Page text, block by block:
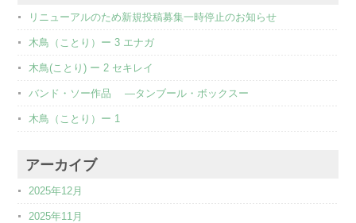
リニューアルのため新規投稿募集一時停止のお知らせ
木鳥（ことり）ー 3 エナガ
木鳥(ことり) ー 2 セキレイ
バンド・ソー作品 ―タンブール・ボックスー
木鳥（ことり）ー 1
アーカイブ
2025年12月
2025年11月